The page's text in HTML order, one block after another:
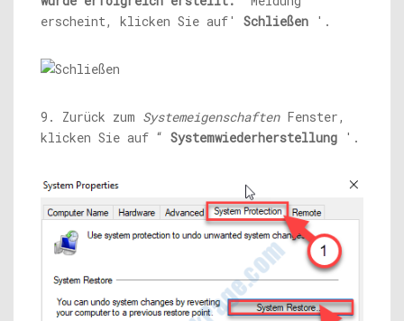
erscheint, klicken Sie auf' Schließen '.
9. Zurück zum SystemeigenschaftenFenster,
klicken Sie auf “ Systemwiederherstellung '.